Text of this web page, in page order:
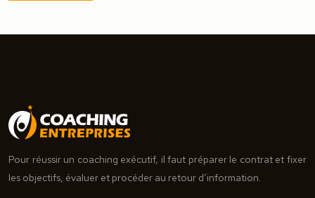
Pour réussir un coaching exécutif, il faut préparer le contrat et fixer
les objectifs, évaluer et procéder au retour d’information.